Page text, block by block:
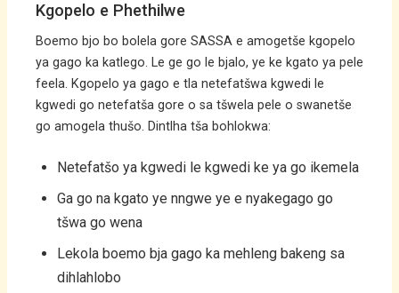
Kgopelo e Phethilwe
Boemo bjo bo bolela gore SASSA e amogetše kgopelo
ya gago ka katlego. Le ge go le bjalo, ye ke kgato ya pele
feela. Kgopelo ya gago e tla netefatšwa kgwedi le
kgwedi go netefatša gore o sa tšwela pele o swanetše
go amogela thušo. Dintlha tša bohlokwa:
Netefatšo ya kgwedi le kgwedi ke ya go ikemela
Ga go na kgato ye nngwe ye e nyakegago go
tšwa go wena
Lekola boemo bja gago ka mehleng bakeng sa
dihlahlobo